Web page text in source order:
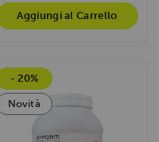
Aggiungi al Carrello
- 20%
Novità